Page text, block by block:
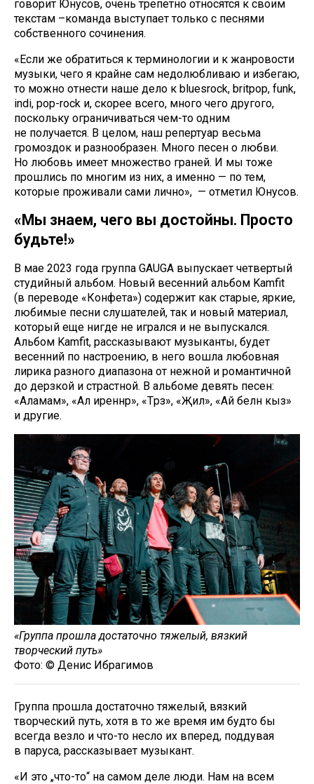
говорит Юнусов, очень трепетно относятся к своим
текстам –команда выступает только с песнями
собственного сочинения.
«Если же обратиться к терминологии и к жанровости
музыки, чего я крайне сам недолюбливаю и избегаю,
то можно отнести наше дело к bluesrock, britpop, funk,
indi, pop-rock и, скорее всего, много чего другого,
поскольку ограничиваться чем-то одним
не получается. В целом, наш репертуар весьма
громоздок и разнообразен. Много песен о любви.
Но любовь имеет множество граней. И мы тоже
прошлись по многим из них, а именно — по тем,
которые проживали сами лично», — отметил Юнусов.
«Мы знаем, чего вы достойны. Просто
будьте!»
В мае 2023 года группа GAUGA выпускает четвертый
студийный альбом. Новый весенний альбом Kamfit
(в переводе «Конфета») содержит как старые, яркие,
любимые песни слушателей, так и новый материал,
который еще нигде не игрался и не выпускался.
Альбом Kamfit, рассказывают музыканты, будет
весенний по настроению, в него вошла любовная
лирика разного диапазона от нежной и романтичной
до дерзкой и страстной. В альбоме девять песен:
«Аламам», «Ал иреннәр», «Тәрәзә», «Җил», «Ай белән кыз»
и другие.
«Группа прошла достаточно тяжелый, вязкий
творческий путь»
Фото: © Денис Ибрагимов
Группа прошла достаточно тяжелый, вязкий
творческий путь, хотя в то же время им будто бы
всегда везло и что-то несло их вперед, поддувая
в паруса, рассказывает музыкант.
«И это „что-то“ на самом деле люди. Нам на всем